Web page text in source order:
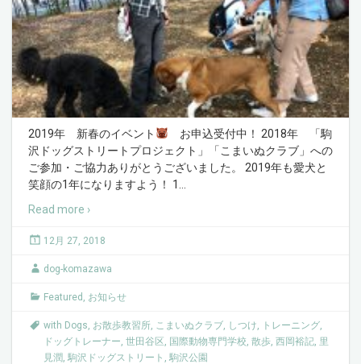
2019年 新春のイベント
お申込受付中！ 2018年 「駒
沢ドッグストリートプロジェクト」「こまいぬクラブ」への
ご参加・ご協力ありがとうございました。 2019年も愛犬と
笑顔の1年になりますよう！ 1
Read more ›
12月 27, 2018
dog-komazawa
Featured , お知らせ
with Dogs, お散歩教習所, こまいぬクラブ, しつけ, トレーニング,
ドッグトレーナー, 世田谷区, 国際動物専門学校, 散歩, 西岡裕記, 里
見潤, 駒沢ドッグストリート , 駒沢公園